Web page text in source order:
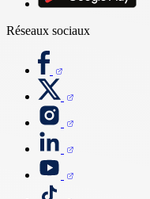
Réseaux sociaux